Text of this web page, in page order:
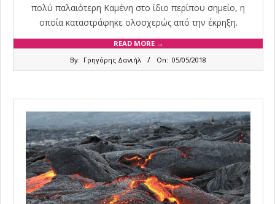
πολύ παλαιότερη Καμένη στο ίδιο περίπου σημείο, η
οποία καταστράφηκε ολοσχερώς από την έκρηξη.
READ MORE →
By: Γρηγόρης Δανιήλ On: 05/05/2018